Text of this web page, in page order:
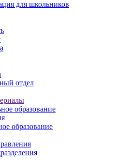
для школьников
отдел
образование
образование